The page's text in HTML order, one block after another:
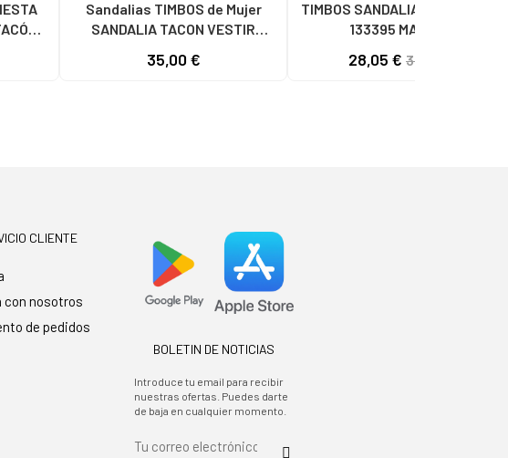
Sandalias TIMBOS de Mujer
SANDALIA TACON VESTIR
35,00 €
TIMBOS SANDALIA BIO HOMBRE
133395 MARRóN
28,05 € 33,00 €
CLIENTE
con nosotros
de pedidos
BOLETIN DE NOTICIAS
Introduce tu email para recibir
nuestras ofertas. Puedes darte
de baja en cualquier momento.